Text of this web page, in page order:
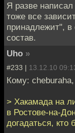
Я разве
тоже все
принадлежит",
состав.
Uho »
#233 | 13.12.10
Кому: cheburaha,
> Хакамада на
в Ростове-на-
догадаться, кто